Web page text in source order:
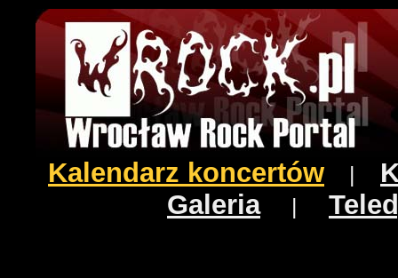
Kalendarz koncertów
Galeria|